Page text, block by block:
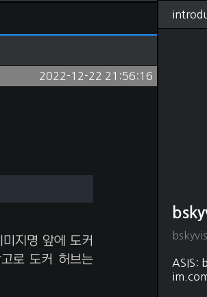
2022-12-22 21:56:16
지명 앞에 도커
로 도커 허브는
ASIS: